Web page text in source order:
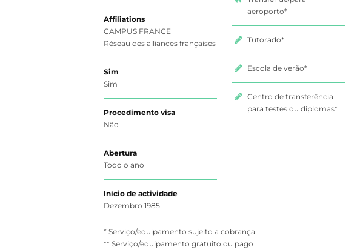
Affiliations
CAMPUS FRANCE
Réseau des alliances françaises
Sim
Sim
Procedimento visa
Não
Abertura
Todo o ano
Início de actividade
Dezembro 1985
aeroporto*
Tutorado*
Escola de verão*
Centro de transferência
para testes ou diplomas*
* Serviço/equipamento sujeito a cobrança
** Serviço/equipamento gratuito ou pago